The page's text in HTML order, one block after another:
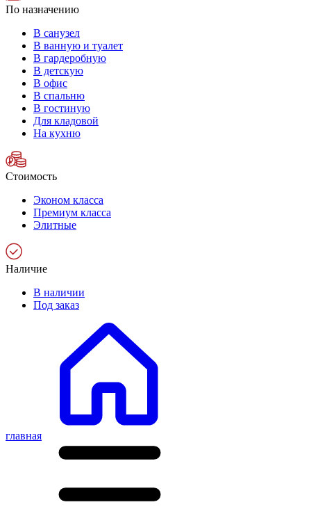
По назначению
В санузел
В ванную и туалет
В гардеробную
В детскую
В офис
В спальню
В гостиную
Для кладовой
На кухню
Стоимость
Эконом класса
Премиум класса
Элитные
Наличие
В наличии
Под заказ
главная